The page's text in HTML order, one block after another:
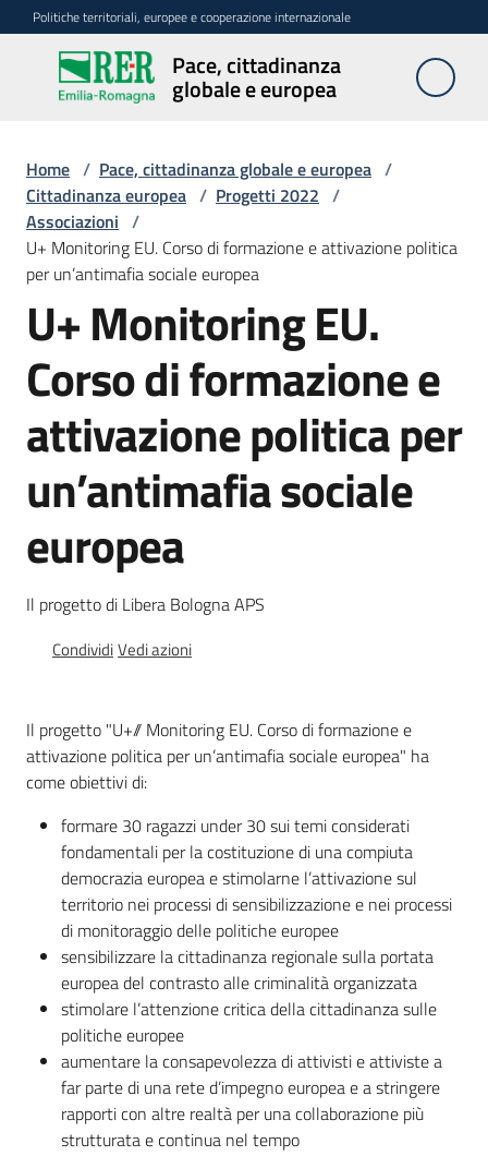
Vai al contenuto
Vai alla navigazione
Vai al footer
Politiche territoriali, europee e cooperazione internazionale
Pace, cittadinanza
globale e europea
Pace,
cittadinanza
europea
Attività
Promozione
della
pace
Cittadinanza
europea
Menu selezionato
Educazione
alla
cittadinanza
Politiche
territoriali,
europee e
cooperazione
internazionale
Argomenti
Novità
Servizi
Leggi Atti Bandi
Piani Programmi Progetti
Home / Pace, cittadinanza globale e europea /
Cittadinanza europea / Progetti 2022 /
Associazioni /
U+ Monitoring EU. Corso di formazione e attivazione politica
per un’antimafia sociale europea
U+ Monitoring EU.
Corso di formazione e
attivazione politica per
un’antimafia sociale
europea
Il progetto di Libera Bologna APS
CondividiVedi azioni
Il progetto "U+// Monitoring EU. Corso di formazione e
attivazione politica per un’antimafia sociale europea" ha
come obiettivi di:
formare 30 ragazzi under 30 sui temi considerati
fondamentali per la costituzione di una compiuta
democrazia europea e stimolarne l’attivazione sul
territorio nei processi di sensibilizzazione e nei processi
di monitoraggio delle politiche europee
sensibilizzare la cittadinanza regionale sulla portata
europea del contrasto alle criminalità organizzata
stimolare l’attenzione critica della cittadinanza sulle
politiche europee
aumentare la consapevolezza di attivisti e attiviste a
far parte di una rete d’impegno europea e a stringere
rapporti con altre realtà per una collaborazione più
strutturata e continua nel tempo